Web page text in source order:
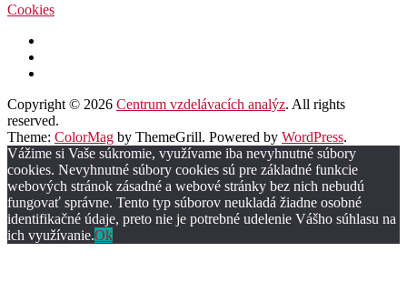
Cookies
Copyright © 2026 Centrum vzdelávacích analýz. All rights
reserved.
Theme: ColorMag by ThemeGrill. Powered by WordPress.
Vážime si Vaše súkromie, využívame iba nevyhnutné súbory
cookies. Nevyhnutné súbory cookies sú pre základné funkcie
webových stránok zásadné a webové stránky bez nich nebudú
fungovať správne. Tento typ súborov neukladá žiadne osobné
identifikačné údaje, preto nie je potrebné udelenie Vášho súhlasu na
ich využívanie.Ok